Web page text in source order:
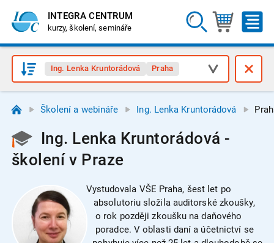
INTEGRA CENTRUM
kurzy, školení, semináře
Ing. Lenka Kruntorádová Praha
Školení a webináře Ing. Lenka Kruntorádová
Ing. Lenka Kruntorádová -
školení v Praze
Vystudovala VŠE Praha, šest let po
absolutoriu složila auditorské zkoušky,
o rok později zkoušku na daňového
poradce. V oblasti daní a účetnictví se